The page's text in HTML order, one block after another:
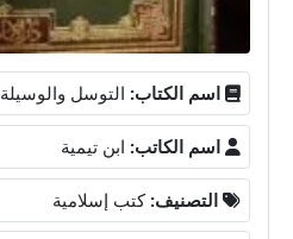
اسم الكتاب: التوسل والوسيلة
اسم الكاتب: ابن تيمية
التصنيف: كتب إسلامية